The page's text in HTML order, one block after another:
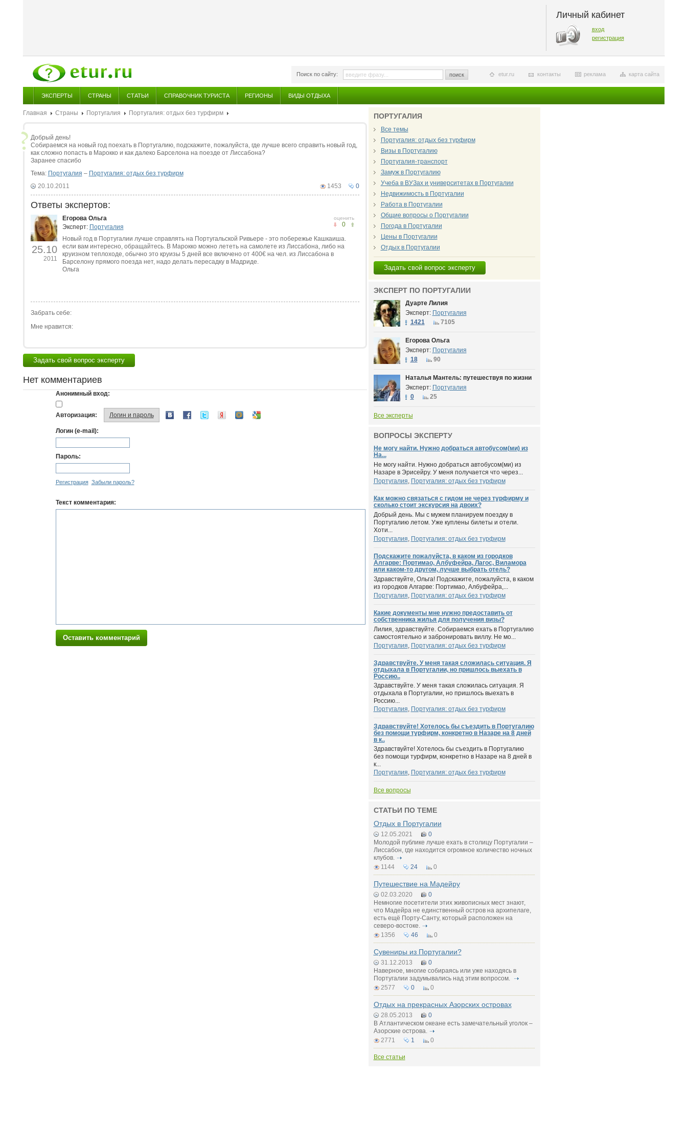
Личный кабинет
вход
регистрация
Поиск по сайту: поиск карта сайта
реклама
контакты
etur.ru
ЭКСПЕРТЫ СТРАНЫ СТАТЬИ СПРАВОЧНИК ТУРИСТА РЕГИОНЫ ВИДЫ ОТДЫХА
Главная Страны Португалия Португалия: отдых без турфирм
Добрый день!
Собираемся на новый год поехать в Португалию, подскажите, пожалуйста, где лучше всего справить новый год,
как сложно попасть в Марокко и как далеко Барселона на поезде от Лиссабона?
Заранее спасибо
Тема: Португалия – Португалия: отдых без турфирм
0
1453
20.10.2011
Ответы экспертов:
25.10
2011
оценить
0
Егорова Ольга
Эксперт: Португалия
Новый год в Португалии лучше справлять на Португальской Ривьере - это побережье Кашкаиша.
если вам интересно, обращайтесь. В Марокко можно лететь на самолете из Лиссабона, либо на
круизном теплоходе, обычно это круизы 5 дней все включено от 400€ на чел. из Лиссабона в
Барселону прямого поезда нет, надо делать пересадку в Мадриде.
Ольга
Забрать себе:
Мне нравится:
Задать свой вопрос эксперту
Нет комментариев
Анонимный вход:
Авторизация: Логин и пароль
Логин (e-mail):
Пароль:
Регистрация Забыли пароль?
Текст комментария:
Оставить комментарий
ПОРТУГАЛИЯ
Все темы
Португалия: отдых без турфирм
Визы в Португалию
Португалия-транспорт
Замуж в Португалию
Учеба в ВУЗах и университетах в Португалии
Недвижимость в Португалии
Работа в Португалии
Общие вопросы о Португалии
Погода в Португалии
Цены в Португалии
Отдых в Португалии
Задать свой вопрос эксперту
ЭКСПЕРТ ПО ПОРТУГАЛИИ
Дуарте Лилия
Эксперт: Португалия
1421
7105
Егорова Ольга
Эксперт: Португалия
18
90
Наталья Мантель: путешествуя по жизни
Эксперт: Португалия
0
25
Все эксперты
ВОПРОСЫ ЭКСПЕРТУ
Не могу найти. Нужно добраться автобусом(ми) из
На...
Не могу найти. Нужно добраться автобусом(ми) из
Назаре в Эрисейру. У меня получается что через...
Португалия, Португалия: отдых без турфирм
Как можно связаться с гидом не через турфирму и
сколько стоит экскурсия на двоих?
Добрый день. Мы с мужем планируем поездку в
Португалию летом. Уже куплены билеты и отели.
Хоти...
Португалия, Португалия: отдых без турфирм
Подскажите пожалуйста, в каком из городков
Алгарве: Портимао, Албуфейра, Лагос, Виламора
или каком-то другом, лучше выбрать отель?
Здравствуйте, Ольга! Подскажите, пожалуйста, в каком
из городков Алгарве: Портимао, Албуфейра,...
Португалия, Португалия: отдых без турфирм
Какие документы мне нужно предоставить от
собственника жилья для получения визы?
Лилия, здравствуйте. Собираемся ехать в Португалию
самостоятельно и забронировать виллу. Не мо...
Португалия, Португалия: отдых без турфирм
Здравствуйте. У меня такая сложилась ситуация. Я
отдыхала в Португалии, но пришлось выехать в
Россию..
Здравствуйте. У меня такая сложилась ситуация. Я
отдыхала в Португалии, но пришлось выехать в
Россию...
Португалия, Португалия: отдых без турфирм
Здравствуйте! Хотелось бы съездить в Португалию
без помощи турфирм, конкретно в Назаре на 8 дней
в к..
Здравствуйте! Хотелось бы съездить в Португалию
без помощи турфирм, конкретно в Назаре на 8 дней в
к...
Португалия, Португалия: отдых без турфирм
Все вопросы
СТАТЬИ ПО ТЕМЕ
Отдых в Португалии
12.05.2021
0
Молодой публике лучше ехать в столицу Португалии –
Лиссабон, где находится огромное количество ночных
клубов.
1144
24 0
Путешествие на Мадейру
02.03.2020
0
Немногие посетители этих живописных мест знают,
что Мадейра не единственный остров на архипелаге,
есть ещё Порту-Санту, который расположен на
северо-востоке.
1356
46 0
Сувениры из Португалии?
31.12.2013
0
Наверное, многие собираясь или уже находясь в
Португалии задумывались над этим вопросом.
2577
0 0
Отдых на прекрасных Азорских островах
28.05.2013
0
В Атлантическом океане есть замечательный уголок –
Азорские острова.
2771
1 0
Все статьи